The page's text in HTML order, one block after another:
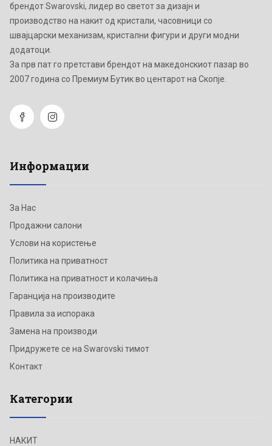
брендот Swarovski, лидер во светот за дизајн и
производство на накит од кристали, часовници со
швајцарски механизам, кристални фигури и други модни
додатоци.
Зa прв пат го претстави брендот на македонскиот пазар во
2007 година со Премиум Бутик во центарот на Скопје.
Информации
За Нас
Продажни салони
Услови на користење
Политика на приватност
Политика на приватност и колачиња
Гаранција на производите
Правила за испорака
Замена на производи
Придружете се на Swarovski тимот
Контакт
Категории
НАКИТ